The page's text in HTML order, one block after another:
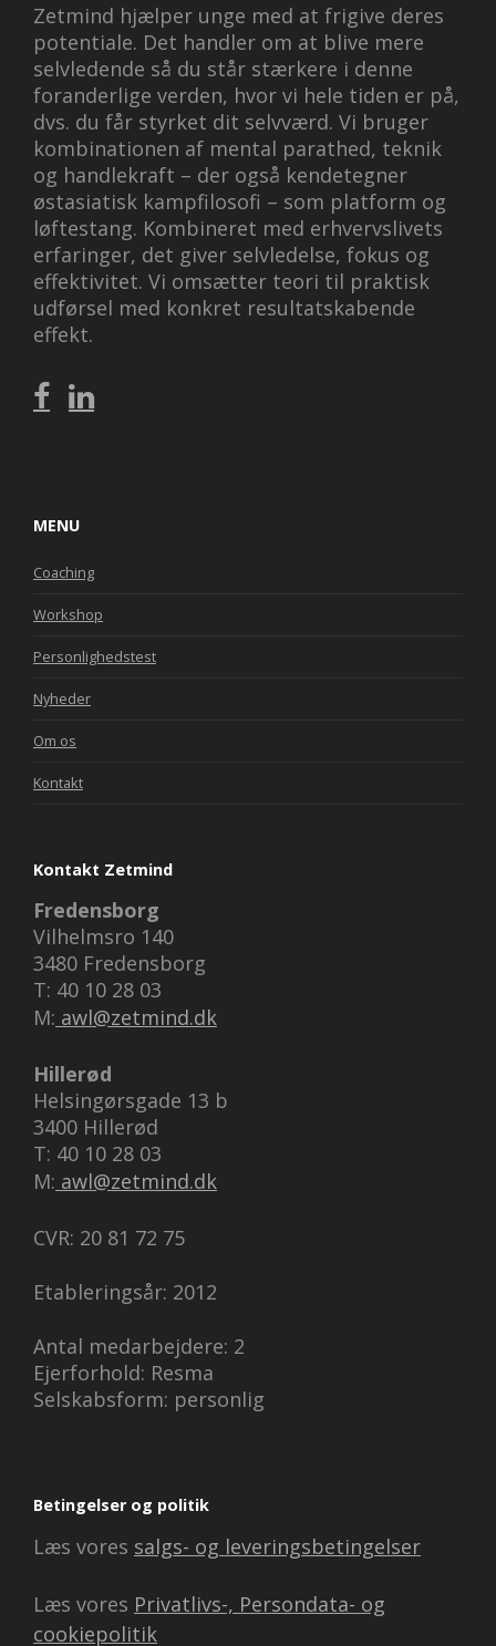
Zetmind hjælper unge med at frigive deres
potentiale. Det handler om at blive mere
selvledende så du står stærkere i denne
foranderlige verden, hvor vi hele tiden er på,
dvs. du får styrket dit selvværd. Vi bruger
kombinationen af mental parathed, teknik
og handlekraft – der også kendetegner
østasiatisk kampfilosofi – som platform og
løftestang. Kombineret med erhvervslivets
erfaringer, det giver selvledelse, fokus og
effektivitet. Vi omsætter teori til praktisk
udførsel med konkret resultatskabende
effekt.
MENU
Coaching
Workshop
Personlighedstest
Nyheder
Om os
Kontakt
Kontakt Zetmind
Fredensborg
Vilhelmsro 140
3480 Fredensborg
T: 40 10 28 03
M: awl@zetmind.dk
Hillerød
Helsingørsgade 13 b
3400 Hillerød
T: 40 10 28 03
M: awl@zetmind.dk
CVR: 20 81 72 75
Etableringsår: 2012
Antal medarbejdere: 2
Ejerforhold: Resma
Selskabsform: personlig
Betingelser og politik
Læs vores salgs- og leveringsbetingelser
Læs vores Privatlivs-, Persondata- og
cookiepolitik